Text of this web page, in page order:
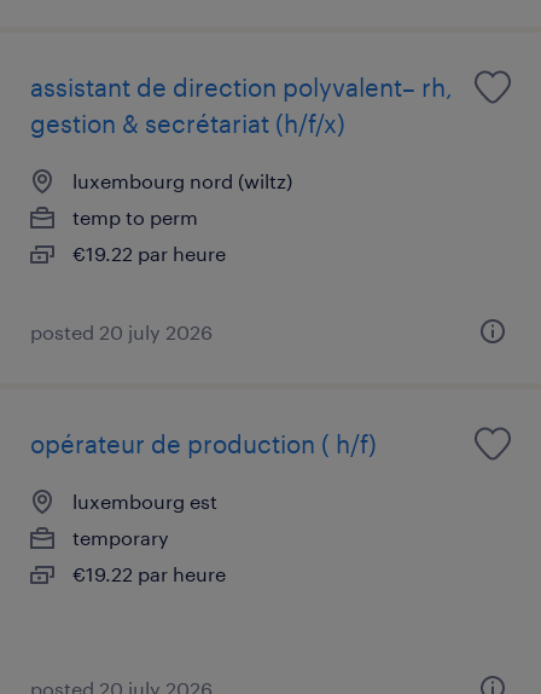
assistant de direction polyvalent– rh,
gestion & secrétariat (h/f/x)
luxembourg nord (wiltz)
temp to perm
€19.22 par heure
posted 20 july 2026
opérateur de production ( h/f)
luxembourg est
temporary
€19.22 par heure
posted 20 july 2026